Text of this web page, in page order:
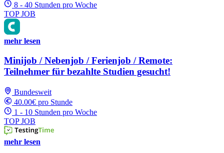
8 - 40 Stunden pro Woche
TOP JOB
mehr lesen
Minijob / Nebenjob / Ferienjob / Remote:
Teilnehmer für bezahlte Studien gesucht!
Bundesweit
40.00€ pro Stunde
1 - 10 Stunden pro Woche
TOP JOB
mehr lesen